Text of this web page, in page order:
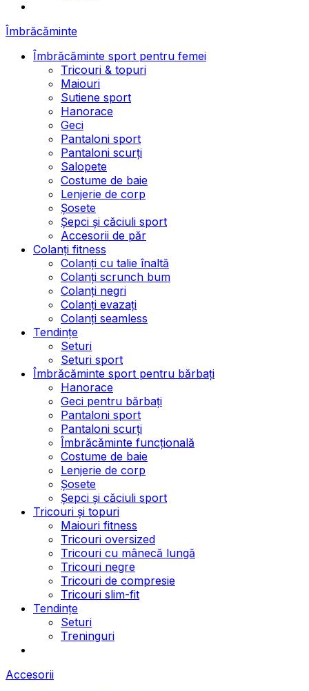
Îmbrăcăminte
Îmbrăcăminte sport pentru femei
Tricouri & topuri
Maiouri
Sutiene sport
Hanorace
Geci
Pantaloni sport
Pantaloni scurți
Salopete
Costume de baie
Lenjerie de corp
Șosete
Șepci și căciuli sport
Accesorii de păr
Colanți fitness
Colanți cu talie înaltă
Colanți scrunch bum
Colanți negri
Colanți evazați
Colanți seamless
Tendințe
Seturi
Seturi sport
Îmbrăcăminte sport pentru bărbați
Hanorace
Geci pentru bărbați
Pantaloni sport
Pantaloni scurți
Îmbrăcăminte funcțională
Costume de baie
Lenjerie de corp
Șosete
Șepci și căciuli sport
Tricouri și topuri
Maiouri fitness
Tricouri oversized
Tricouri cu mânecă lungă
Tricouri negre
Tricouri de compresie
Tricouri slim-fit
Tendințe
Seturi
Treninguri
Accesorii